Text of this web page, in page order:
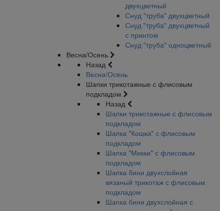
двухцветный
Снуд "труба" двухцветный
Снуд "труба" двухцветный
с принтом
Снуд "труба" одноцветный
Весна/Осень
Назад
Весна/Осень
Шапки трикотажные с флисовым
подкладом
Назад
Шапки трикотажные с флисовым
подкладом
Шапка "Кошка" с флисовым
подкладом
Шапка "Микки" с флисовым
подкладом
Шапка бини двухслойная
вязаный трикотаж с флисовым
подкладом
Шапка бини двухслойная с